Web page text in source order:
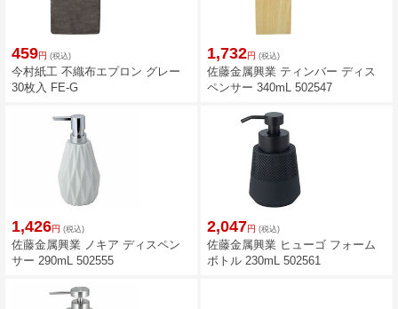
459円 (税込)
今村紙工 不織布エプロン グレー
30枚入 FE-G
1,732円 (税込)
佐藤金属興業 ティンバー ディス
ペンサー 340mL 502547
1,426円 (税込)
佐藤金属興業 ノキア ディスペン
サー 290mL 502555
2,047円 (税込)
佐藤金属興業 ヒューゴ フォーム
ボトル 230mL 502561